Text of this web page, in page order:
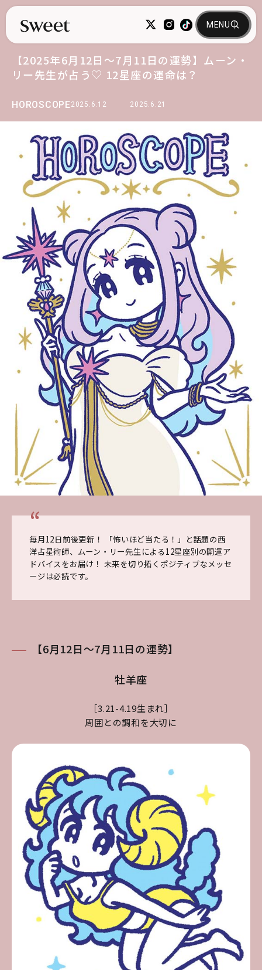
HOROSCOPE2025.6.12 2025.6.21
【2025年6月12日～7月11日の運勢】ムーン・
リー先生が占う♡ 12星座の運命は？
毎月12日前後更新！ 「怖いほど当たる！」と話題の西
洋占星術師、ムーン・リー先生による12星座別の開運ア
ドバイスをお届け！ 未来を切り拓くポジティブなメッセ
ージは必読です。
【6月12日～7月11日の運勢】
牡羊座
［3.21-4.19生まれ］
周囲との調和を大切に